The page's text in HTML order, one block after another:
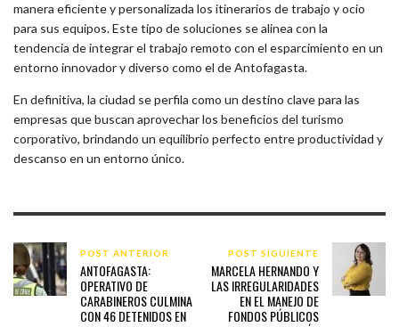
manera eficiente y personalizada los itinerarios de trabajo y ocio
para sus equipos. Este tipo de soluciones se alinea con la
tendencia de integrar el trabajo remoto con el esparcimiento en un
entorno innovador y diverso como el de Antofagasta.
En definitiva, la ciudad se perfila como un destino clave para las
empresas que buscan aprovechar los beneficios del turismo
corporativo, brindando un equilibrio perfecto entre productividad y
descanso en un entorno único.
POST ANTERIOR
ANTOFAGASTA:
OPERATIVO DE
CARABINEROS CULMINA
CON 46 DETENIDOS EN
POST SIGUIENTE
MARCELA HERNANDO Y
LAS IRREGULARIDADES
EN EL MANEJO DE
FONDOS PÚBLICOS